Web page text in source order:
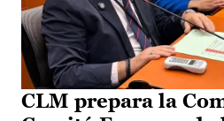
CLM prepara la